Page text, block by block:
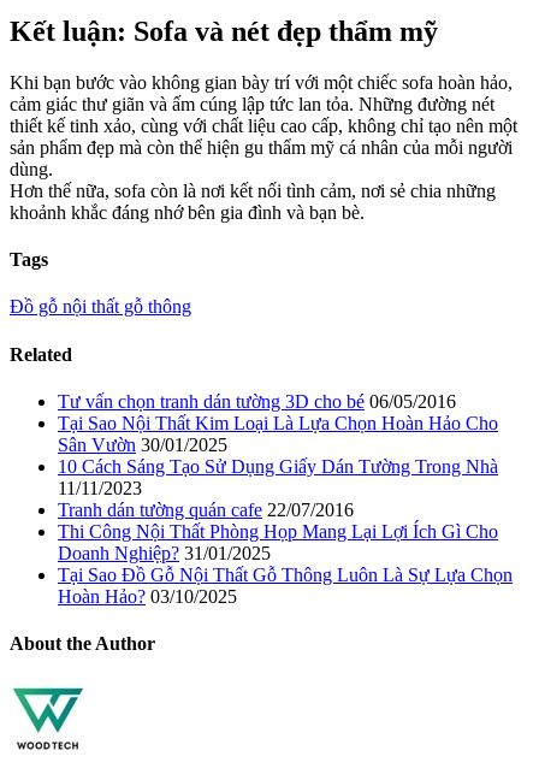
Kết luận: Sofa và nét đẹp thẩm mỹ
Khi bạn bước vào không gian bày trí với một chiếc sofa hoàn hảo,
cảm giác thư giãn và ấm cúng lập tức lan tỏa. Những đường nét
thiết kế tinh xảo, cùng với chất liệu cao cấp, không chỉ tạo nên một
sản phẩm đẹp mà còn thể hiện gu thẩm mỹ cá nhân của mỗi người
dùng.
Hơn thế nữa, sofa còn là nơi kết nối tình cảm, nơi sẻ chia những
khoảnh khắc đáng nhớ bên gia đình và bạn bè.
Tags
Đồ gỗ nội thất gỗ thông
Related
Tư vấn chọn tranh dán tường 3D cho bé 06/05/2016
Tại Sao Nội Thất Kim Loại Là Lựa Chọn Hoàn Hảo Cho
Sân Vườn 30/01/2025
10 Cách Sáng Tạo Sử Dụng Giấy Dán Tường Trong Nhà
11/11/2023
Tranh dán tường quán cafe 22/07/2016
Thi Công Nội Thất Phòng Họp Mang Lại Lợi Ích Gì Cho
Doanh Nghiệp? 31/01/2025
Tại Sao Đồ Gỗ Nội Thất Gỗ Thông Luôn Là Sự Lựa Chọn
Hoàn Hảo? 03/10/2025
About the Author